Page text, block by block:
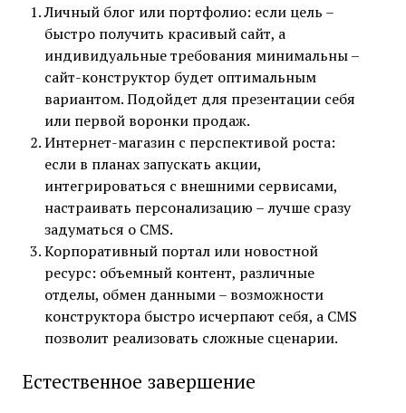
Личный блог или портфолио: если цель –
быстро получить красивый сайт, а
индивидуальные требования минимальны –
сайт-конструктор будет оптимальным
вариантом. Подойдет для презентации себя
или первой воронки продаж.
Интернет-магазин с перспективой роста:
если в планах запускать акции,
интегрироваться с внешними сервисами,
настраивать персонализацию – лучше сразу
задуматься о CMS.
Корпоративный портал или новостной
ресурс: объемный контент, различные
отделы, обмен данными – возможности
конструктора быстро исчерпают себя, а CMS
позволит реализовать сложные сценарии.
Естественное завершение